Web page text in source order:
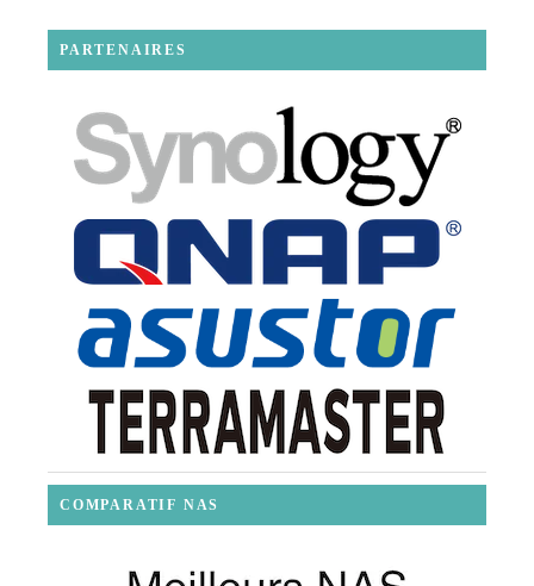
PARTENAIRES
COMPARATIF NAS